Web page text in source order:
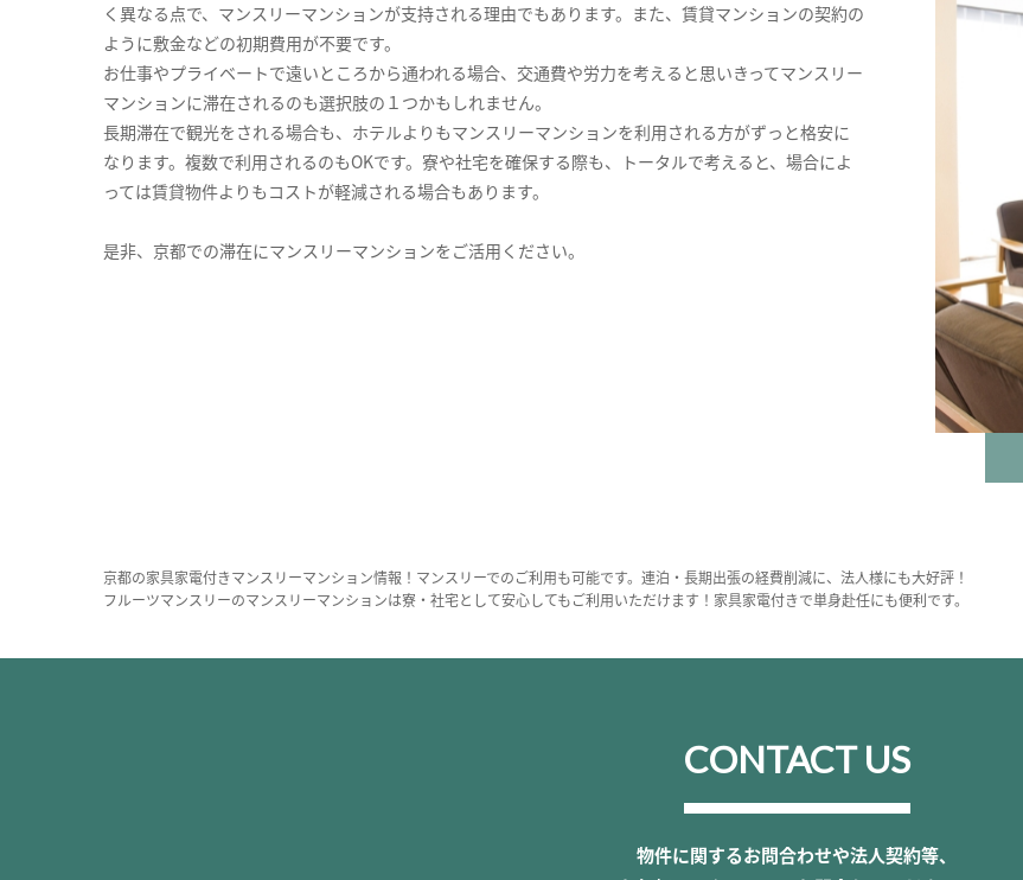
く異なる点で、マンスリーマンションが支持される理由でもあります。また、賃貸マンションの契約の
ように敷金などの初期費用が不要です。
お仕事やプライベートで遠いところから通われる場合、交通費や労力を考えると思いきってマンスリー
マンションに滞在されるのも選択肢の１つかもしれません。
長期滞在で観光をされる場合も、ホテルよりもマンスリーマンションを利用される方がずっと格安に
なります。複数で利用されるのもOKです。寮や社宅を確保する際も、トータルで考えると、場合によ
っては賃貸物件よりもコストが軽減される場合もあります。
是非、京都での滞在にマンスリーマンションをご活用ください。
京都の家具家電付きマンスリーマンション情報！マンスリーでのご利用も可能です。連泊・長期出張の経費削減に、法人様にも大好評！
フルーツマンスリーのマンスリーマンションは寮・社宅として安心してもご利用いただけます！家具家電付きで単身赴任にも便利です。
CONTACT US
物件に関するお問合わせや法人契約等、